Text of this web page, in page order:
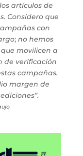
artículos de
Considero que
con
;no hemos
movilicen a
de verificación
campañas.
margen de